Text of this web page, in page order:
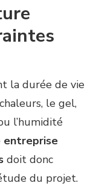
la durée de vie
le gel,
l’humidité
entreprise
doit donc
du projet.